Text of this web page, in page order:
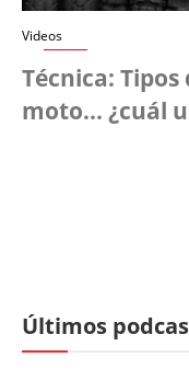
Videos
Técnica:
moto... ¿cuál
Últimos